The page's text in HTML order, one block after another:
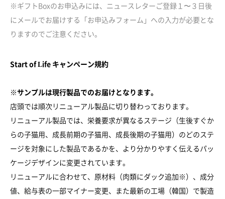
※ギフトBoxのお申込みには、ニュースレターご登録１〜３日後
にメールでお届けする「お申込みフォーム」への入力が必要とな
りますのでご注意ください。
Start of Life キャンペーン規約
※サンプルは現行製品でのお届けとなります。
店頭では順次リニューアル製品に切り替わっております。
リニューアル製品では、栄養要求が異なるステージ（生後すぐか
らの子猫用、成長前期の子猫用、成長後期の子猫用）のどのステ
ージを対象にした製品であるかを、より分かりやすく伝えるパッ
ケージデザインに変更されています。
リニューアルに合わせて、原材料（肉類にダック追加※）、成分
値、給与表の一部マイナー変更、また最新の工場（韓国）で製造